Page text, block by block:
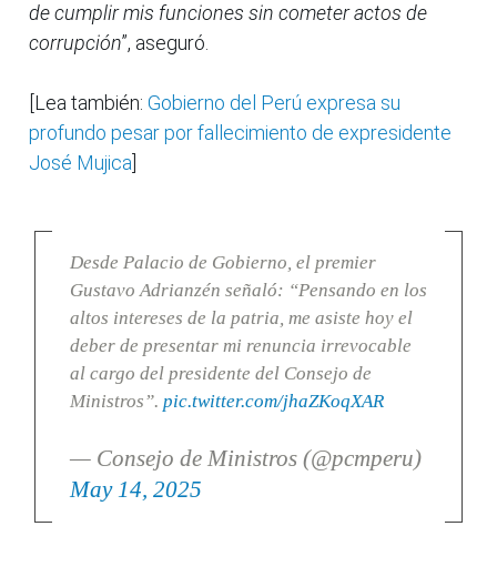
de cumplir mis funciones sin cometer actos de
corrupción”, aseguró.
[Lea también: Gobierno del Perú expresa su
profundo pesar por fallecimiento de expresidente
José Mujica
Desde Palacio de Gobierno, el premier
Gustavo Adrianzén señaló: “Pensando en los
altos intereses de la patria, me asiste hoy el
deber de presentar mi renuncia irrevocable
al cargo del presidente del Consejo de
Ministros”. pic.twitter.com/jhaZKoqXAR
— Consejo de Ministros (@pcmperu)
May 14, 2025